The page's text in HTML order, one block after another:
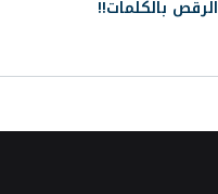
الرقص بالكلمات!!